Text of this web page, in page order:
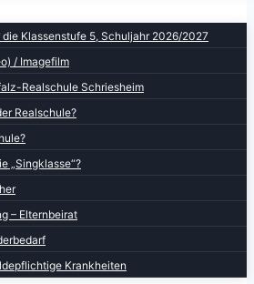
die Klassenstufe 5, Schuljahr 2026/2027
/ Imagefilm
Realschule Schriesheim
Realschule?
„Singklasse“?
– Elternbeirat
Krankheiten